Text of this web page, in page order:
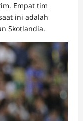
Empat tim
ini adalah
Skotlandia.